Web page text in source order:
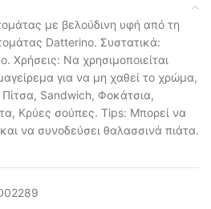
με βελούδινη υφή από τη
Datterino. Συστατικά:
Χρήσεις: Να χρησιμοποιείται
για να μη χαθεί το χρώμα,
Sandwich, Φοκάτσια,
Κρύες σούπες. Tips: Μπορεί να
να συνοδεύσει θαλασσινά πιάτα.